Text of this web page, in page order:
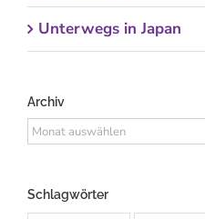
Unterwegs in Japan
Archiv
Archiv
Schlagwörter